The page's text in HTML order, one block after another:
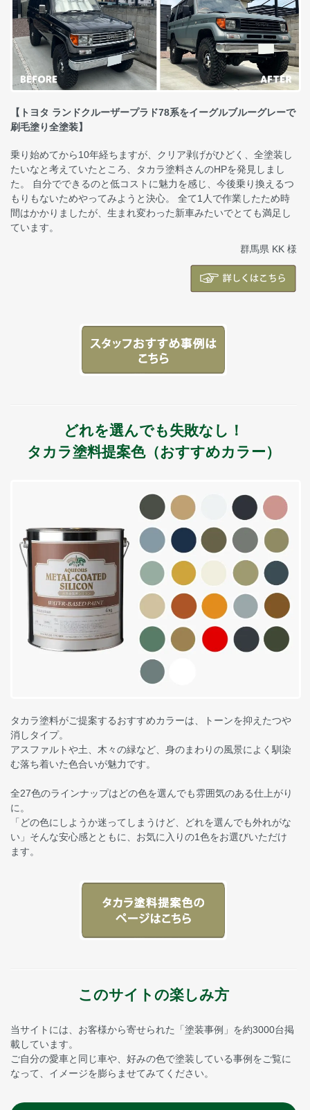
【トヨタ ランドクルーザープラド78系をイーグルブルーグレーで
刷毛塗り全塗装】
乗り始めてから10年経ちますが、クリア剥げがひどく、全塗装し
たいなと考えていたところ、タカラ塗料さんのHPを発見しまし
た。 自分でできるのと低コストに魅力を感じ、今後乗り換えるつ
もりもないためやってみようと決心。 全て1人で作業したため時
間はかかりましたが、生まれ変わった新車みたいでとても満足し
ています。
群馬県 KK 様
どれを選んでも失敗なし！
タカラ塗料提案色（おすすめカラー）
タカラ塗料がご提案するおすすめカラーは、トーンを抑えたつや
消しタイプ。
アスファルトや土、木々の緑など、身のまわりの風景によく馴染
む落ち着いた色合いが魅力です。
全27色のラインナップはどの色を選んでも雰囲気のある仕上がり
に。
「どの色にしようか迷ってしまうけど、どれを選んでも外れがな
い」そんな安心感とともに、お気に入りの1色をお選びいただけ
ます。
このサイトの楽しみ方
当サイトには、お客様から寄せられた「塗装事例」を約3000台掲
載しています。
ご自分の愛車と同じ車や、好みの色で塗装している事例をご覧に
なって、イメージを膨らませてみてください。